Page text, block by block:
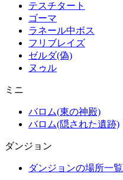
テスチタート
ゴーマ
ラネール中ボス
フリブレイズ
ゼルダ(偽)
ヌゥル
ミニ
バロム(東の神殿)
バロム(隠された遺跡)
ダンジョン
ダンジョンの場所一覧